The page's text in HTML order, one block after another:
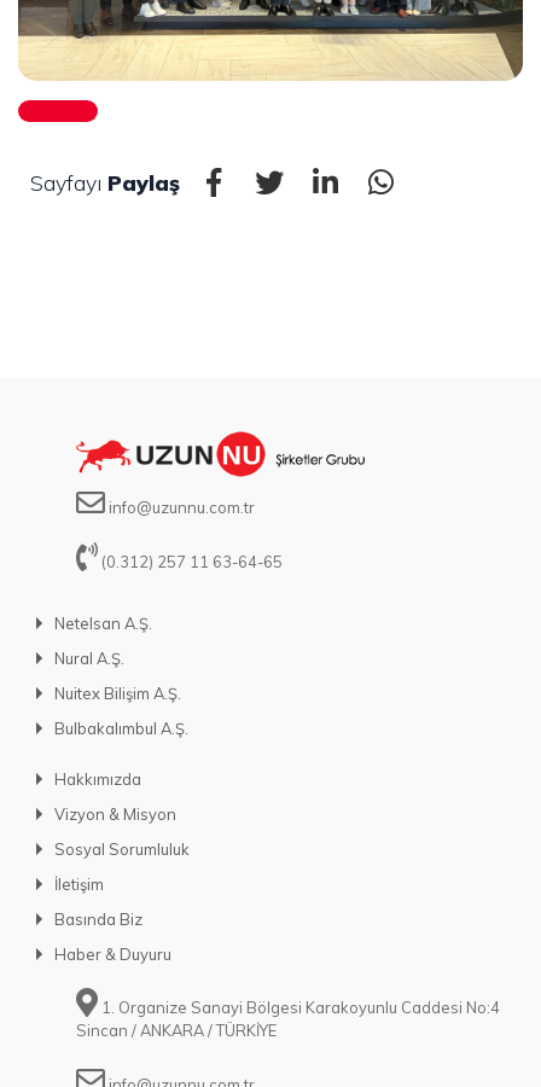
Sayfayı Paylaş
info@uzunnu.com.tr
(0.312) 257 11 63-64-65
Netelsan A.Ş.
Nural A.Ş.
Nuitex Bilişim A.Ş.
Bulbakalımbul A.Ş.
Hakkımızda
Vizyon & Misyon
Sosyal Sorumluluk
İletişim
Basında Biz
Haber & Duyuru
1. Organize Sanayi Bölgesi Karakoyunlu Caddesi No:4
Sincan / ANKARA / TÜRKİYE